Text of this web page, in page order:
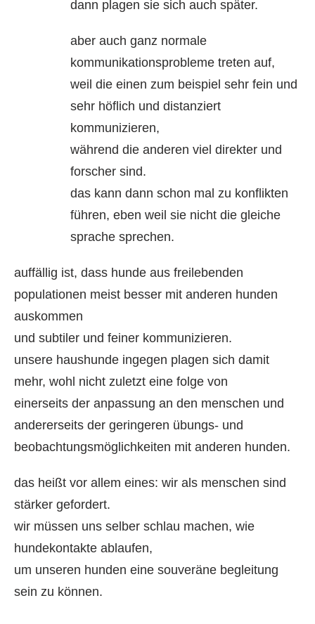
dann plagen sie sich auch später.
aber auch ganz normale
kommunikationsprobleme treten auf,
weil die einen zum beispiel sehr fein und
sehr höflich und distanziert
kommunizieren,
während die anderen viel direkter und
forscher sind.
das kann dann schon mal zu konflikten
führen, eben weil sie nicht die gleiche
sprache sprechen.
auffällig ist, dass hunde aus freilebenden
populationen meist besser mit anderen hunden
auskommen
und subtiler und feiner kommunizieren.
unsere haushunde ingegen plagen sich damit
mehr, wohl nicht zuletzt eine folge von
einerseits der anpassung an den menschen und
andererseits der geringeren übungs- und
beobachtungsmöglichkeiten mit anderen hunden.
das heißt vor allem eines: wir als menschen sind
stärker gefordert.
wir müssen uns selber schlau machen, wie
hundekontakte ablaufen,
um unseren hunden eine souveräne begleitung
sein zu können.